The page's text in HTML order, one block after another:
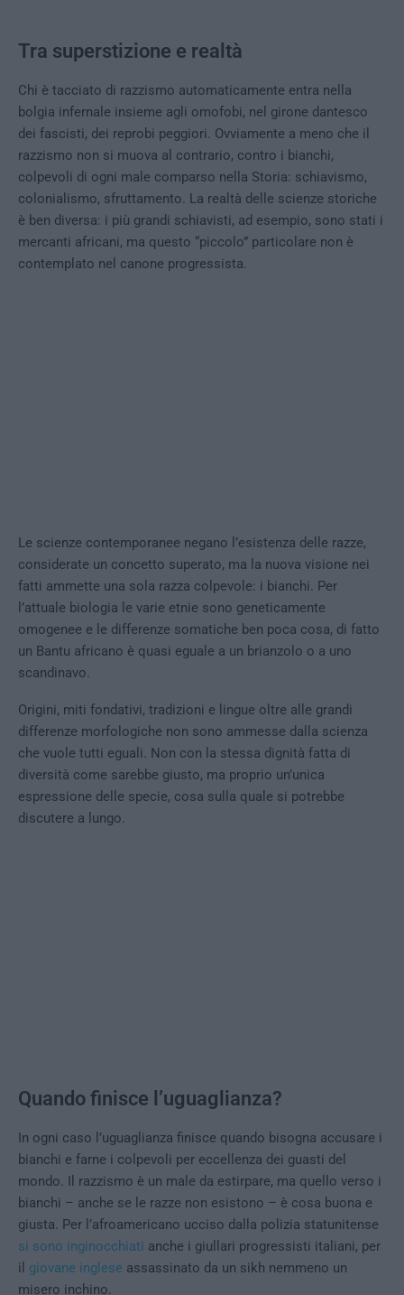
Tra superstizione e realtà
Chi è tacciato di razzismo automaticamente entra nella
bolgia infernale insieme agli omofobi, nel girone dantesco
dei fascisti, dei reprobi peggiori. Ovviamente a meno che il
razzismo non si muova al contrario, contro i bianchi,
colpevoli di ogni male comparso nella Storia: schiavismo,
colonialismo, sfruttamento. La realtà delle scienze storiche
è ben diversa: i più grandi schiavisti, ad esempio, sono stati i
mercanti africani, ma questo “piccolo” particolare non è
contemplato nel canone progressista.
Le scienze contemporanee negano l’esistenza delle razze,
considerate un concetto superato, ma la nuova visione nei
fatti ammette una sola razza colpevole: i bianchi. Per
l’attuale biologia le varie etnie sono geneticamente
omogenee e le differenze somatiche ben poca cosa, di fatto
un Bantu africano è quasi eguale a un brianzolo o a uno
scandinavo.
Origini, miti fondativi, tradizioni e lingue oltre alle grandi
differenze morfologiche non sono ammesse dalla scienza
che vuole tutti eguali. Non con la stessa dignità fatta di
diversità come sarebbe giusto, ma proprio un’unica
espressione delle specie, cosa sulla quale si potrebbe
discutere a lungo.
Quando finisce l’uguaglianza?
In ogni caso l’uguaglianza finisce quando bisogna accusare i
bianchi e farne i colpevoli per eccellenza dei guasti del
mondo. Il razzismo è un male da estirpare, ma quello verso i
bianchi – anche se le razze non esistono – è cosa buona e
giusta. Per l’afroamericano ucciso dalla polizia statunitense
si sono inginocchiati anche i giullari progressisti italiani, per
il giovane inglese assassinato da un sikh nemmeno un
misero inchino.